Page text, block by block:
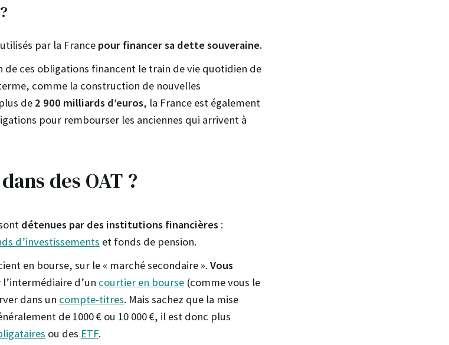
par la France pour financer sa dette souveraine.
de ces obligations financent le train de vie quotidien de
comme la construction de nouvelles
de 2 900 milliards d’euros, la France est également
pour rembourser les anciennes qui arrivent à
des OAT ?
détenues par des institutions financières :
d’investissements et fonds de pension.
en bourse, sur le « marché secondaire ». Vous
l’intermédiaire d’un courtier en bourse (comme vous le
dans un compte-titres. Mais sachez que la mise
de 1000 € ou 10 000 €, il est donc plus
ou des ETF.